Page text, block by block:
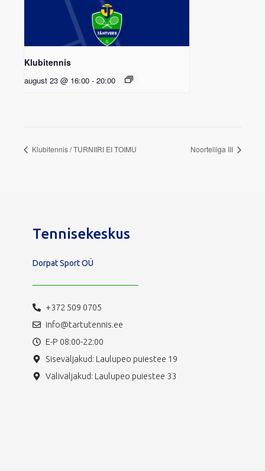
Klubitennis
august 23 @ 16:00 - 20:00
Klubitennis / TURNIIRI EI TOIMU Noorteliiga III
Tennisekeskus
Dorpat Sport OÜ
+372 509 0705
info@tartutennis.ee
E-P 08:00-22:00
Siseväljakud: Laulupeo puiestee 19
Väliväljakud: Laulupeo puiestee 33